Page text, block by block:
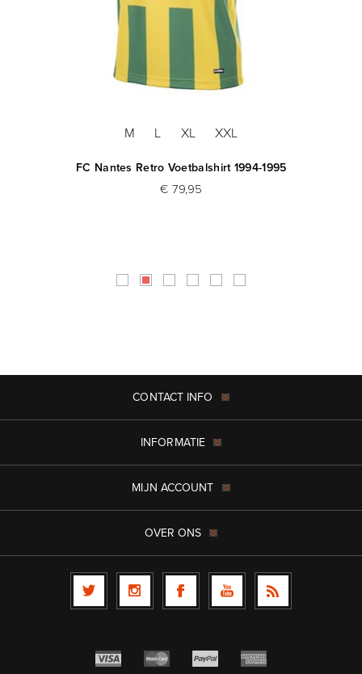
M L XL XXL
FC Nantes Retro Voetbalshirt 1994-1995
€ 79,95
CONTACT INFO
INFORMATIE
MIJN ACCOUNT
OVER ONS